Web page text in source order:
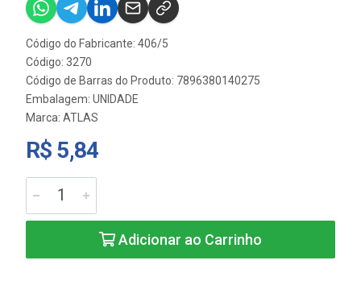
Código do Fabricante: 406/5
Código: 3270
Código de Barras do Produto: 7896380140275
Embalagem: UNIDADE
Marca: ATLAS
R$ 5,84
Adicionar ao Carrinho